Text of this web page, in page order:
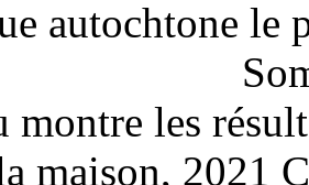
autochtone le
montre les
maison, 2021